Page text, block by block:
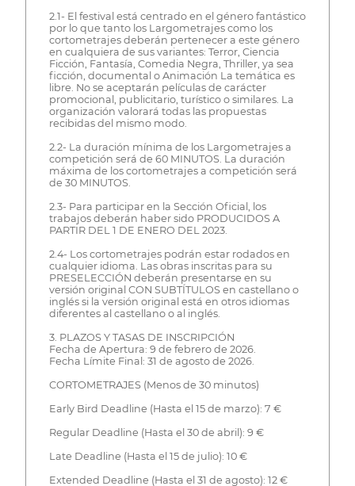
2.1- El festival está centrado en el género fantástico
por lo que tanto los Largometrajes como los
cortometrajes deberán pertenecer a este género
en cualquiera de sus variantes: Terror, Ciencia
Ficción, Fantasía, Comedia Negra, Thriller, ya sea
ficción, documental o Animación La temática es
libre. No se aceptarán películas de carácter
promocional, publicitario, turístico o similares. La
organización valorará todas las propuestas
recibidas del mismo modo.
2.2- La duración mínima de los Largometrajes a
competición será de 60 MINUTOS. La duración
máxima de los cortometrajes a competición será
de 30 MINUTOS.
2.3- Para participar en la Sección Oficial, los
trabajos deberán haber sido PRODUCIDOS A
PARTIR DEL 1 DE ENERO DEL 2023.
2.4- Los cortometrajes podrán estar rodados en
cualquier idioma. Las obras inscritas para su
PRESELECCIÓN deberán presentarse en su
versión original CON SUBTÍTULOS en castellano o
inglés si la versión original está en otros idiomas
diferentes al castellano o al inglés.
3. PLAZOS Y TASAS DE INSCRIPCIÓN
Fecha de Apertura: 9 de febrero de 2026.
Fecha Límite Final: 31 de agosto de 2026.
CORTOMETRAJES (Menos de 30 minutos)
Early Bird Deadline (Hasta el 15 de marzo): 7 €
Regular Deadline (Hasta el 30 de abril): 9 €
Late Deadline (Hasta el 15 de julio): 10 €
Extended Deadline (Hasta el 31 de agosto): 12 €